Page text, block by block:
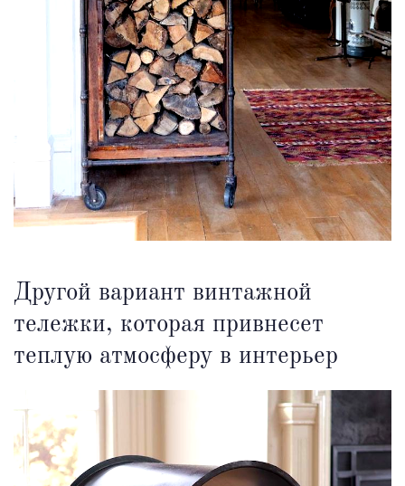
Другой вариант винтажной
тележки, которая привнесет
теплую атмосферу в интерьер